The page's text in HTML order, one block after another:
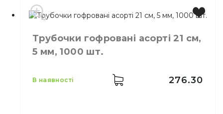
Кількість в упаковці
500,шт.
Кількість у ящику
Матеріал
Пластик
Трубочки гофровані асорті 21 см,
5 мм, 1000 шт.
в наявності 276.30